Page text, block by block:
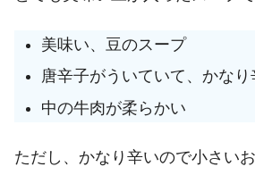
美味い、豆のスープ
唐辛子がういていて、かなり
中の牛肉が柔らかい
ただし、かなり辛いので小さい